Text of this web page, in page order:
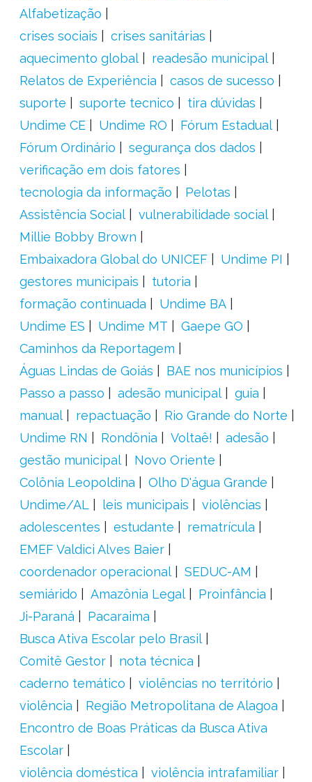
Alfabetização
crises sociais
crises sanitárias
aquecimento global
readesão municipal
Relatos de Experiência
casos de sucesso
suporte
suporte tecnico
tira dúvidas
Undime CE
Undime RO
Fórum Estadual
Fórum Ordinário
segurança dos dados
verificação em dois fatores
tecnologia da informação
Pelotas
Assistência Social
vulnerabilidade social
Millie Bobby Brown
Embaixadora Global do UNICEF
Undime PI
gestores municipais
tutoria
formação continuada
Undime BA
Undime ES
Undime MT
Gaepe GO
Caminhos da Reportagem
Águas Lindas de Goiás
BAE nos municípios
Passo a passo
adesão municipal
guia
manual
repactuação
Rio Grande do Norte
Undime RN
Rondônia Voltaê!
adesão
gestão municipal
Novo Oriente
Colônia Leopoldina
Olho D'água Grande
Undime/AL
leis municipais
violências
adolescentes
estudante
rematrícula
EMEF Valdici Alves Baier
coordenador operacional
SEDUC-AM
semiárido
Amazônia Legal
Proinfância
Ji-Paraná
Pacaraima
Busca Ativa Escolar pelo Brasil
Comitê Gestor
nota técnica
caderno temático
violências no território
violência
Região Metropolitana de Alagoa
Encontro de Boas Práticas da Busca Ativa
Escolar
violência doméstica
violência intrafamiliar